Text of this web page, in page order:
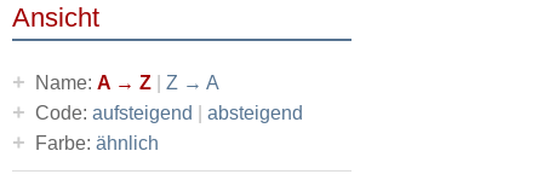
Ansicht
+ Name: A → Z Z → A
+ Code: aufsteigend absteigend
+ Farbe: ähnlich